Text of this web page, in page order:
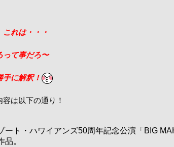
これは・・・
って事だろ〜
手に解釈！
容は以下の通り！
ート・ハワイアンズ50周年記念公演「BIG
品。